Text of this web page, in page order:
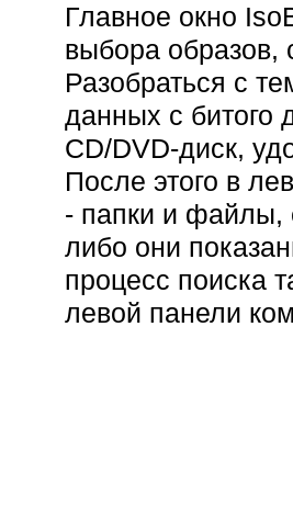
Главное окно
выбора образов,
Разобраться с
данных с битого
CD/DVD-диск,
После этого в
- папки и файлы,
либо они
процесс поиска
левой панели